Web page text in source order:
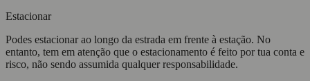
Estacionar
Podes estacionar ao longo da estrada em frente à estação. No
entanto, tem em atenção que o estacionamento é feito por tua conta e
risco, não sendo assumida qualquer responsabilidade.